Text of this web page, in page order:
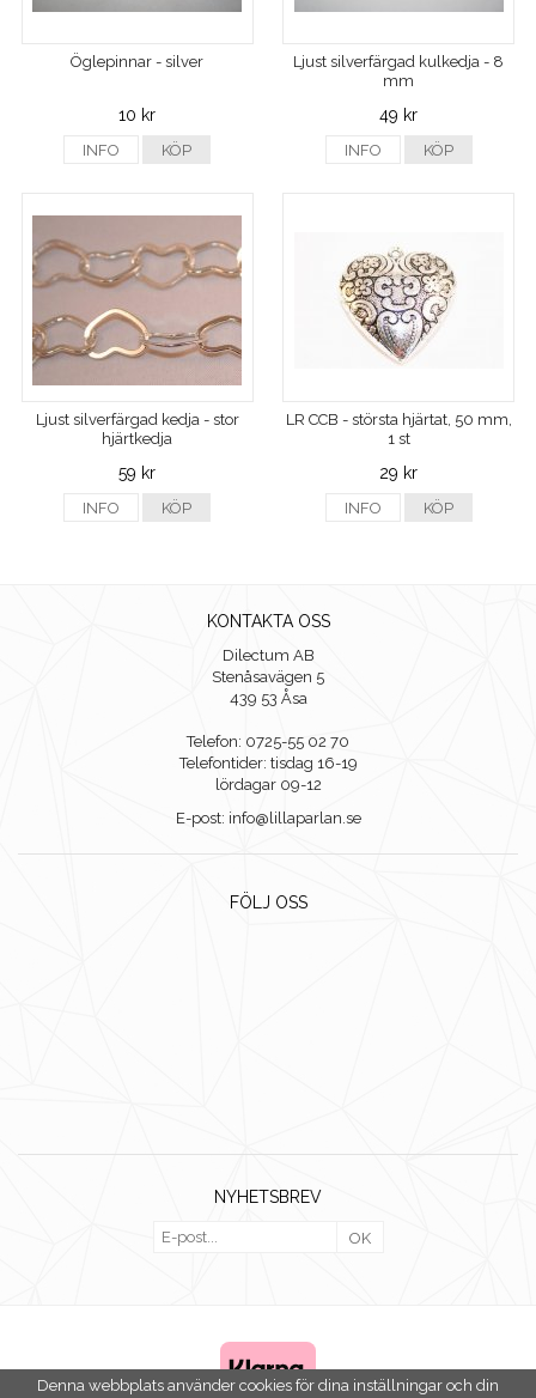
Öglepinnar - silver
10 kr
INFO KÖP
Ljust silverfärgad kulkedja - 8
mm
49 kr
INFO KÖP
Ljust silverfärgad kedja - stor
hjärtkedja
59 kr
INFO KÖP
LR CCB - största hjärtat, 50 mm,
1 st
29 kr
INFO KÖP
KONTAKTA OSS
Dilectum AB
Stenåsavägen 5
439 53 Åsa
Telefon: 0725-55 02 70
Telefontider: tisdag 16-19
lördagar 09-12
E-post: info@lillaparlan.se
FÖLJ OSS
NYHETSBREV
OK
Denna webbplats använder cookies för dina inställningar och din